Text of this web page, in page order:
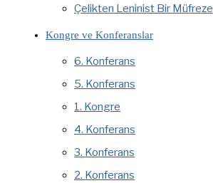
Çelikten Leninist Bir Müfreze
Kongre ve Konferanslar
6. Konferans
5. Konferans
1. Kongre
4. Konferans
3. Konferans
2. Konferans